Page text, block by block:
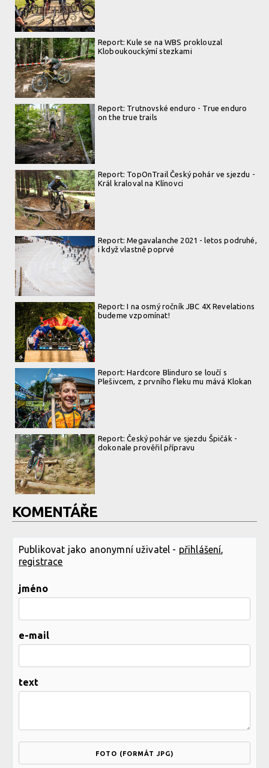
Report: Kule se na WBS proklouzal
Kloboukouckýmí stezkami
Report: Trutnovské enduro - True enduro
on the true trails
Report: TopOnTrail Český pohár ve sjezdu -
Král kraloval na Klínovci
Report: Megavalanche 2021 - letos podruhé,
i když vlastně poprvé
Report: I na osmý ročník JBC 4X Revelations
budeme vzpomínat!
Report: Hardcore Blinduro se loučí s
Plešivcem, z prvního fleku mu mává Klokan
Report: Český pohár ve sjezdu Špičák -
dokonale prověřil přípravu
KOMENTÁŘE
Publikovat jako anonymní uživatel - přihlášení,
registrace
jméno
e-mail
text
FOTO (FORMÁT JPG)